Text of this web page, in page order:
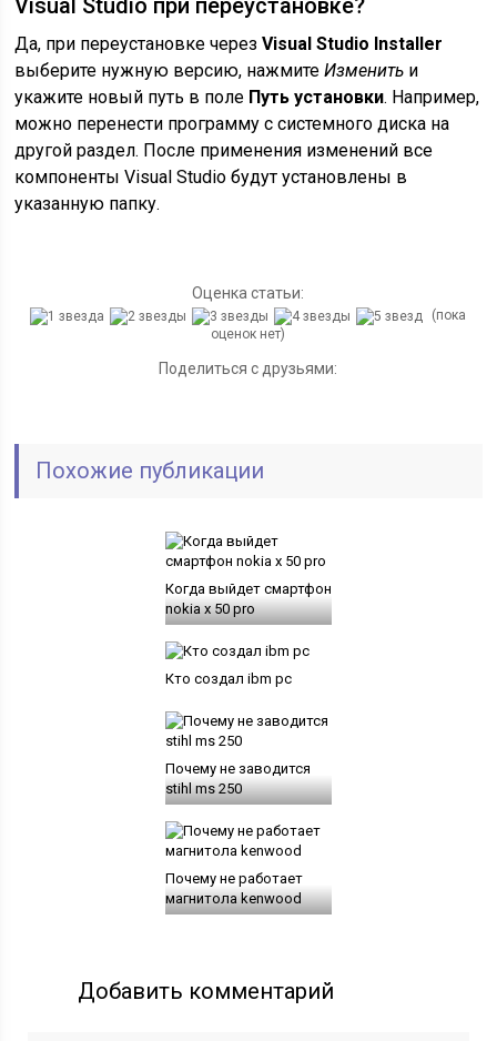
Visual Studio при переустановке?
Да, при переустановке черезVisual Studio Installer
выберите нужную версию, нажмитеИзменить и
укажите новый путь в поле Путь установки. Например,
можно перенести программу с системного диска на
другой раздел. После применения изменений все
компоненты Visual Studio будут установлены в
указанную папку.
Оценка статьи:
(пока
оценок нет)
Поделиться с друзьями:
Похожие публикации
Когда выйдет смартфон
nokia x 50 pro
Кто создал ibm pc
Почему не заводится
stihl ms 250
Почему не работает
магнитола kenwood
Добавить комментарий